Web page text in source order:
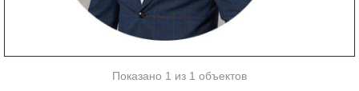
Показано 1 из 1 объектов